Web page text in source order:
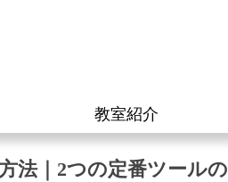
教室紹介
法｜2つの定番ツールの